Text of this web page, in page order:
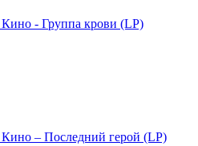
- Группа крови (LP)
– Последний герой (LP)